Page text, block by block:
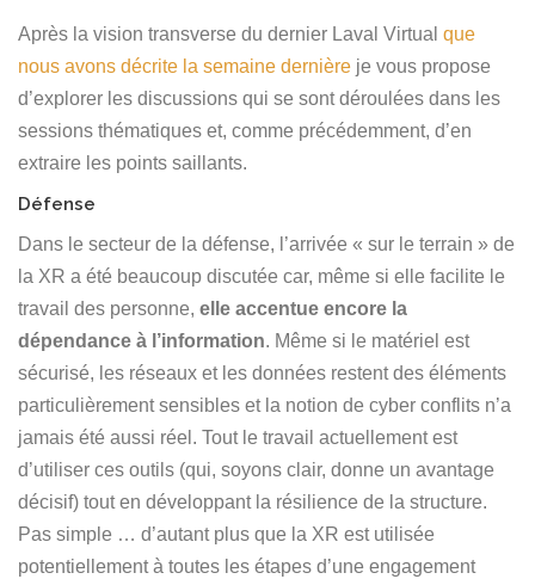
简体中文
日本語
Español
Après la vision transverse du dernier Laval Virtual que
nous avons décrite la semaine dernière je vous propose
d’explorer les discussions qui se sont déroulées dans les
sessions thématiques et, comme précédemment, d’en
extraire les points saillants.
Défense
Dans le secteur de la défense, l’arrivée « sur le terrain » de
la XR a été beaucoup discutée car, même si elle facilite le
travail des personne, elle accentue encore la
dépendance à l’information. Même si le matériel est
sécurisé, les réseaux et les données restent des éléments
particulièrement sensibles et la notion de cyber conflits n’a
jamais été aussi réel. Tout le travail actuellement est
d’utiliser ces outils (qui, soyons clair, donne un avantage
décisif) tout en développant la résilience de la structure.
Pas simple … d’autant plus que la XR est utilisée
potentiellement à toutes les étapes d’une engagement